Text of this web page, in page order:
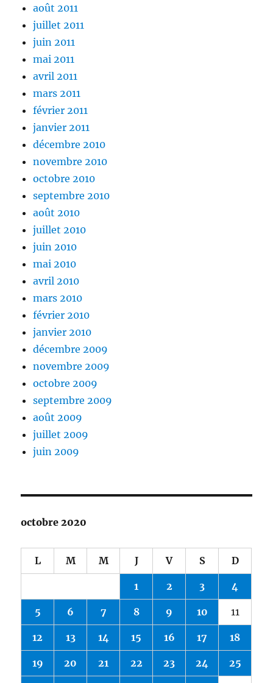
août 2011
juillet 2011
juin 2011
mai 2011
avril 2011
mars 2011
février 2011
janvier 2011
décembre 2010
novembre 2010
octobre 2010
septembre 2010
août 2010
juillet 2010
juin 2010
mai 2010
avril 2010
mars 2010
février 2010
janvier 2010
décembre 2009
novembre 2009
octobre 2009
septembre 2009
août 2009
juillet 2009
juin 2009
octobre 2020
L M M J V S D
1 2 3 4
5 6 7 8 9 10 11
12 13 14 15 16 17 18
19 20 21 22 23 24 25